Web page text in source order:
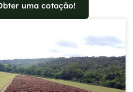
uma cotação!